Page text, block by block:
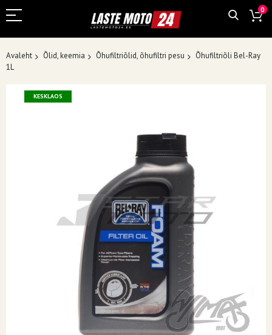
0
Avaleht Õlid, keemia Õhufiltriõlid, õhufiltri pesu
Õhufiltriõli Bel-Ray
1L
Skip
KESKLAOS